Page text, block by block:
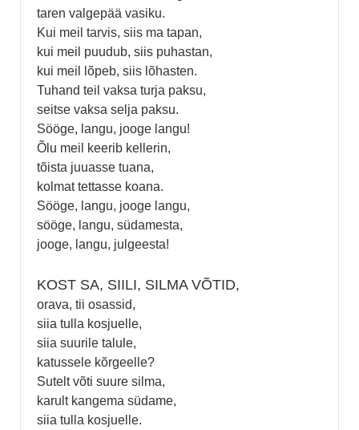
taren valgepää vasiku.
Kui meil tarvis, siis ma tapan,
kui meil puudub, siis puhastan,
kui meil lõpeb, siis lõhasten.
Tuhand teil vaksa turja paksu,
seitse vaksa selja paksu.
Sööge, langu, jooge langu!
Õlu meil keerib kellerin,
tõista juuasse tuana,
kolmat tettasse koana.
Sööge, langu, jooge langu,
sööge, langu, südamesta,
jooge, langu, julgeesta!
KOST SA, SIILI, SILMA VÕTID,
orava, tii osassid,
siia tulla kosjuelle,
siia suurile talule,
katussele kõrgeelle?
Sutelt võti suure silma,
karult kangema südame,
siia tulla kosjuelle.